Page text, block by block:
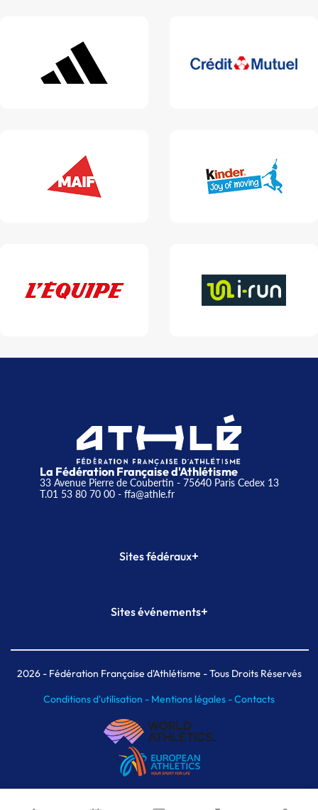
La Fédération Française d'Athlétisme
33 Avenue Pierre de Coubertin - 75640 Paris Cedex 13
T.01 53 80 70 00- ffa@athle.fr
Sites fédéraux+
Plateforme Formation
Sites événements+
Meeting de Paris indoor
MAIF Ekiden de Paris
2026- Fédération Française d'Athlétisme - Tous Droits Réservés
Conditions d'utilisation - Mentions légales -Contacts